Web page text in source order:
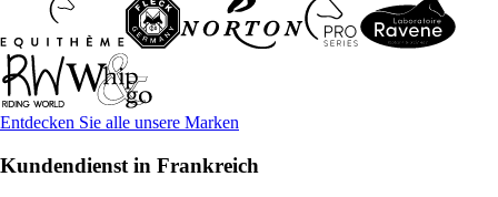
Entdecken Sie alle unsere Marken
Kundendienst in Frankreich